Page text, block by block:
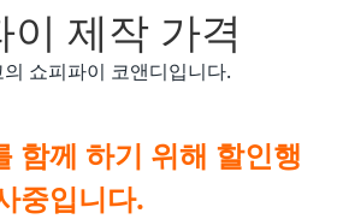
이 제작 가격
쇼피파이 코앤디입니다.
함께 하기 위해 할인행
중입니다.